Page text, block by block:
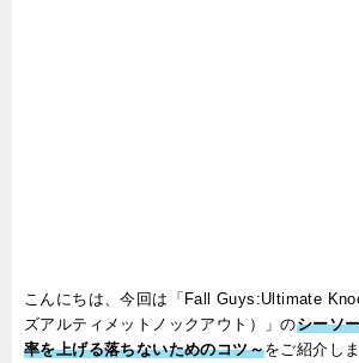
こんにちは、今回は「Fall Guys:Ultimate
ズアルティメットノックアウト）」のシーソ
率を上げる落ちないためのコツ～をご紹介し